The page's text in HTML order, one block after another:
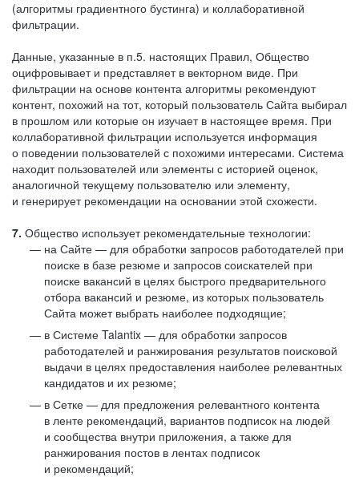
(алгоритмы градиентного бустинга) и коллаборативной
фильтрации.
Данные, указанные в п.5. настоящих Правил, Общество
оцифровывает и представляет в векторном виде. При
фильтрации на основе контента алгоритмы рекомендуют
контент, похожий на тот, который пользователь Сайта выбирал
в прошлом или которые он изучает в настоящее время. При
коллаборативной фильтрации используется информация
о поведении пользователей с похожими интересами. Система
находит пользователей или элементы с историей оценок,
аналогичной текущему пользователю или элементу,
и генерирует рекомендации на основании этой схожести.
7. Общество использует рекомендательные технологии:
на Сайте — для обработки запросов работодателей при
поиске в базе резюме и запросов соискателей при
поиске вакансий в целях быстрого предварительного
отбора вакансий и резюме, из которых пользователь
Сайта может выбрать наиболее подходящие;
в Системе Talantix — для обработки запросов
работодателей и ранжирования результатов поисковой
выдачи в целях предоставления наиболее релевантных
кандидатов и их резюме;
в Сетке — для предложения релевантного контента
в ленте рекомендаций, вариантов подписок на людей
и сообщества внутри приложения, а также для
ранжирования постов в лентах подписок
и рекомендаций;